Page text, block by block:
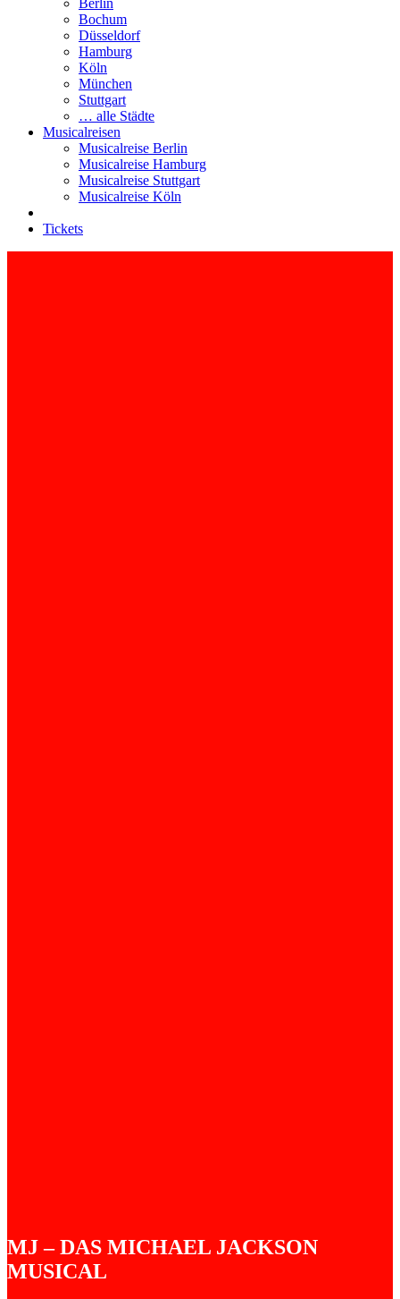
Berlin
Bochum
Düsseldorf
Hamburg
Köln
München
Stuttgart
… alle Städte
Musicalreisen
Musicalreise Berlin
Musicalreise Hamburg
Musicalreise Stuttgart
Musicalreise Köln
Tickets
MJ – DAS MICHAEL JACKSON
MUSICAL